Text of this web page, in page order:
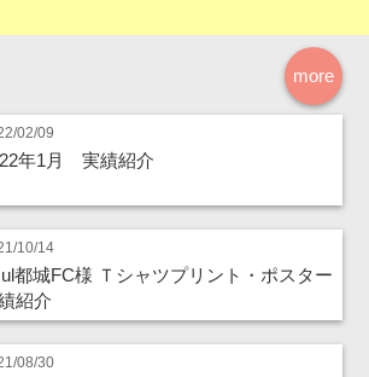
more
02/09
年1月 実績紹介
10/14
都城FC様 Ｔシャツプリント・ポスター
紹介
08/30